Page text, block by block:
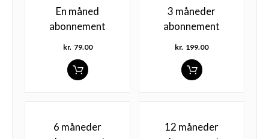
En måned
abonnement
kr. 79.00
3 måneder
abonnement
kr. 199.00
6 måneder
12 måneder